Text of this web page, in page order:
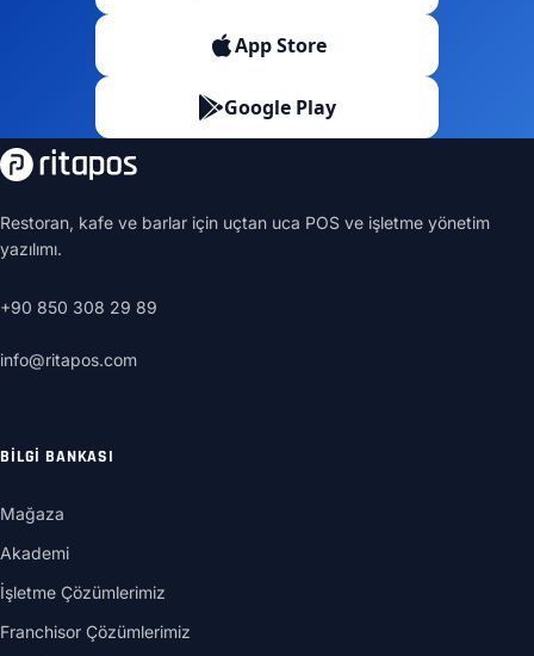
App Store
Google Play
Restoran, kafe ve barlar için uçtan uca POS ve işletme yönetim
yazılımı.
+90 850 308 29 89
info@ritapos.com
BILGI BANKASI
Mağaza
Akademi
İşletme Çözümlerimiz
Franchisor Çözümlerimiz